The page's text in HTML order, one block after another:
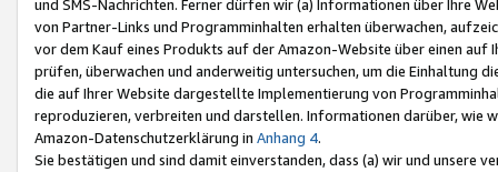
und SMS-Nachrichten. Ferner dürfen wir (a) Informationen über Ihre
von Partner-Links und Programminhalten erhalten überwachen,
vor dem Kauf eines Produkts auf der Amazon-Website über einen
prüfen, überwachen und anderweitig untersuchen, um die Einhaltung
die auf Ihrer Website dargestellte Implementierung von
reproduzieren, verbreiten und darstellen. Informationen darüber, wie
Amazon-Datenschutzerklärung in Anhang 4.
Sie bestätigen und sind damit einverstanden, dass (a) wir und